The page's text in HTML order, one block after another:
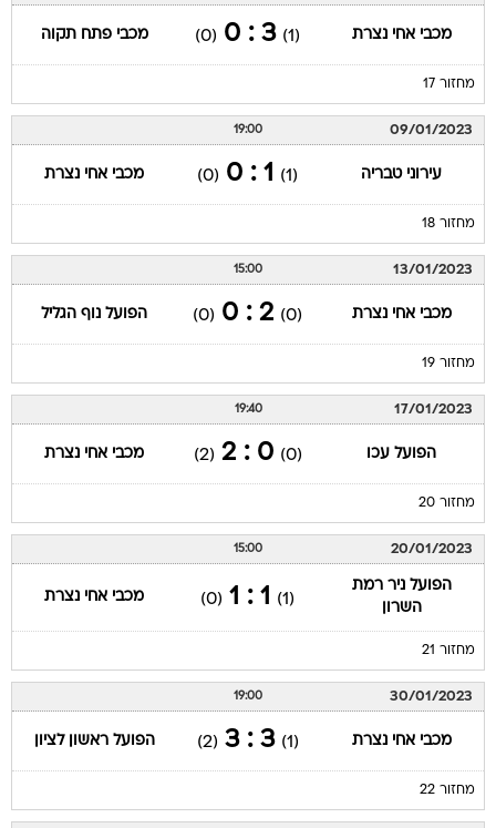
מכבי אחי נצרת (1)
3 : 0
(0) מכבי פתח תקוה
מחזור 17
09/01/2023
19:00
עירוני טבריה (1)
1 : 0
(0) מכבי אחי נצרת
מחזור 18
13/01/2023
15:00
מכבי אחי נצרת (0)
2 : 0
(0) הפועל נוף הגליל
מחזור 19
17/01/2023
19:40
הפועל עכו (0)
0 : 2
(2) מכבי אחי נצרת
מחזור 20
20/01/2023
15:00
הפועל ניר רמת
השרון
(1)
1 : 1
(0) מכבי אחי נצרת
מחזור 21
30/01/2023
19:00
מכבי אחי נצרת (1)
3 : 3
(2) הפועל ראשון לציון
מחזור 22